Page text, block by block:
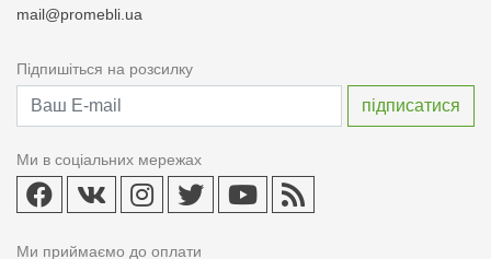
mail@promebli.ua
Підпишіться на розсилку
Ми в соціальних мережах
Ми приймаємо до оплати